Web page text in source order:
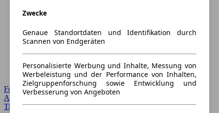
Forum Startseite
Alle Auto-Foren
Themen-Forum
Zwecke
Genaue Standortdaten und Identifikation durch
Scannen von Endgeräten
Personalisierte Werbung und Inhalte, Messung von
Werbeleistung und der Performance von Inhalten,
Zielgruppenforschung sowie Entwicklung und
Verbesserung von Angeboten